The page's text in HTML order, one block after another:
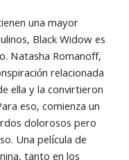
una mayor
Black Widow es
Natasha Romanoff,
relacionada
ella y la convirtieron
eso, comienza un
dolorosos pero
Una película de